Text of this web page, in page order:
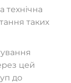
технічна
таких
цей
до